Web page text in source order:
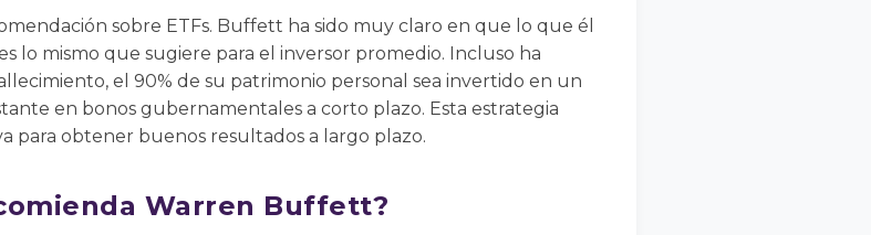
sobre ETFs. Buffett ha sido muy claro en que lo que él
lo mismo que sugiere para el inversor promedio. Incluso ha
el 90% de su patrimonio personal sea invertido en un
en bonos gubernamentales a corto plazo. Esta estrategia
para obtener buenos resultados a largo plazo.
Warren Buffett?